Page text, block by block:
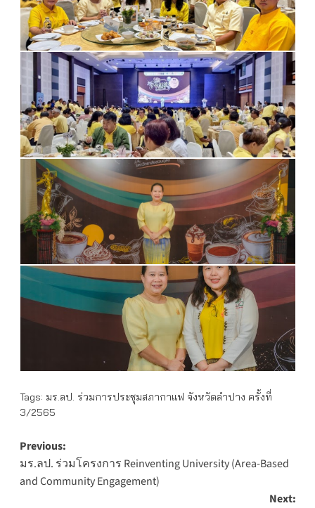
Tags: มร.ลป. ร่วมการประชุมสภากาแฟ จังหวัดลำปาง ครั้งที่
3/2565
Post
navigation
Previous:
มร.ลป. ร่วมโครงการ Reinventing University (Area-Based
and Community Engagement)
Next: